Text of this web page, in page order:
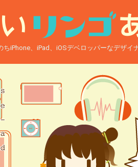
ちiPhone、iPad、iOSデベロッパーなデザ